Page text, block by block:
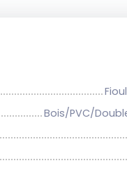
Bois/PVC/